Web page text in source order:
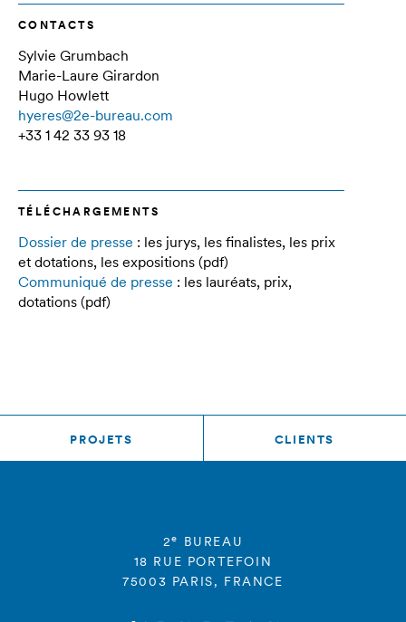
CONTACTS
Sylvie Grumbach
Marie-Laure Girardon
Hugo Howlett
hyeres@2e-bureau.com
+33 1 42 33 93 18
TÉLÉCHARGEMENTS
Dossier de presse : les jurys, les finalistes, les prix
et dotations, les expositions (pdf)
Communiqué de presse : les lauréats, prix,
dotations (pdf)
PROJETS CLIENTS
2e
BUREAU
18 RUE PORTEFOIN
75003 PARIS, FRANCE